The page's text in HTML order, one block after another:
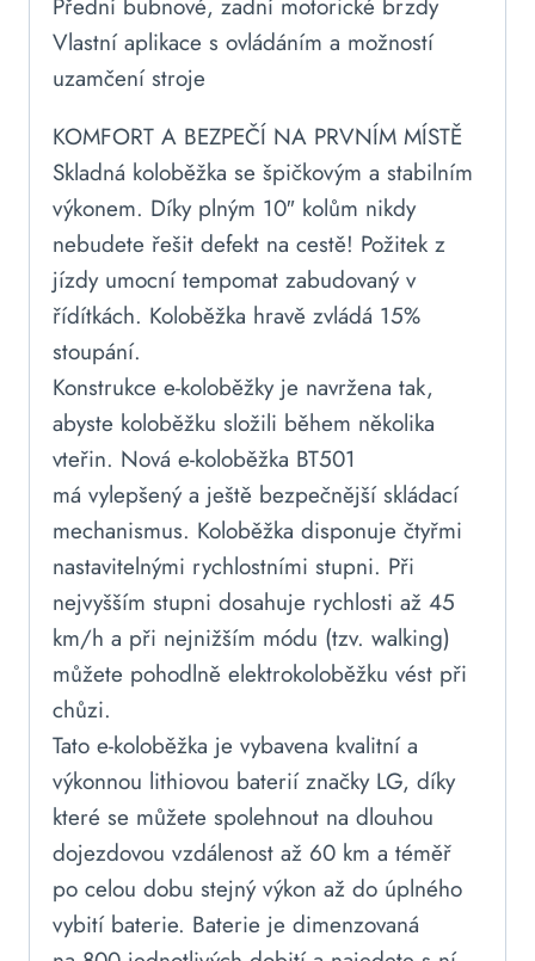
Vlastní aplikace s ovládáním a možností
uzamčení stroje
KOMFORT A BEZPEČÍ NA PRVNÍM MÍSTĚ
Skladná koloběžka se špičkovým a stabilním
výkonem. Díky plným 10″ kolům nikdy
nebudete řešit defekt na cestě! Požitek z
jízdy umocní tempomat zabudovaný v
řídítkách. Koloběžka hravě zvládá 15%
stoupání.
Konstrukce e-koloběžky je navržena tak,
abyste koloběžku složili během několika
vteřin. Nová e-koloběžka BT501
má vylepšený a ještě bezpečnější skládací
mechanismus. Koloběžka disponuje čtyřmi
nastavitelnými rychlostními stupni. Při
nejvyšším stupni dosahuje rychlosti až 45
km/h a při nejnižším módu (tzv. walking)
můžete pohodlně elektrokoloběžku vést při
chůzi.
Tato e-koloběžka je vybavena kvalitní a
výkonnou lithiovou baterií značky LG, díky
které se můžete spolehnout na dlouhou
dojezdovou vzdálenost až 60 km a téměř
po celou dobu stejný výkon až do úplného
vybití baterie. Baterie je dimenzovaná